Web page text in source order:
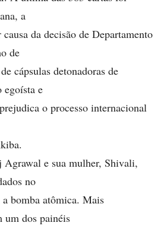
a
da decisão de Departamento
de
cápsulas detonadoras de
egoísta e
o processo internacional
Agrawal e sua mulher, Shivali,
no
bomba atômica. Mais
um dos painéis